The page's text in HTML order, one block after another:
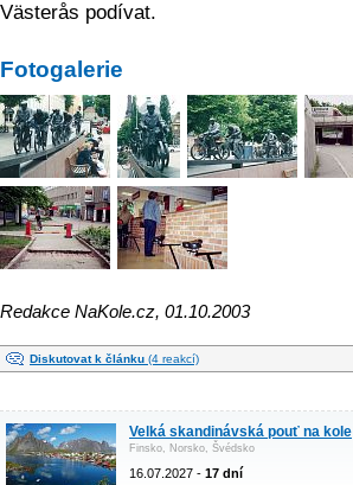
Västerås podívat.
Fotogalerie
Redakce NaKole.cz, 01.10.2003
Diskutovat k článku (4 reakcí)
Velká skandinávská pouť na kole
Finsko, Norsko, Švédsko
16.07.2027 - 17 dní